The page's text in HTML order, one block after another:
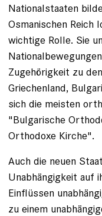
Nationalstaaten
Osmanischen Reich
wichtige Rolle. Sie
Zugehörigkeit zu
Griechenland,
sich die meisten
"Bulgarische
Orthodoxe Kirche".
Auch die neuen
Unabhängigkeit auf
Einflüssen
zu einem